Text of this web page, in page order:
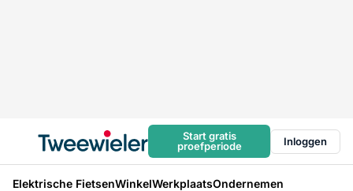
Start gratis
proefperiode
Inloggen
Elektrische FietsenWinkelWerkplaatsOndernemen